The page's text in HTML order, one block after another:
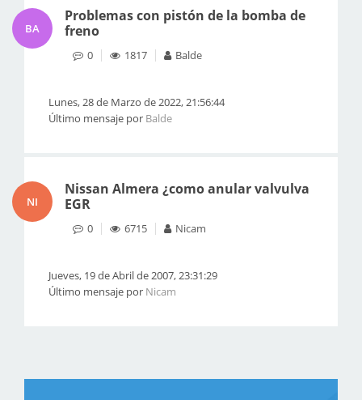
BA
Problemas con pistón de la bomba de
freno
0 1817 Balde
Lunes, 28 de Marzo de 2022, 21:56:44
Último mensaje por Balde
NI
Nissan Almera ¿como anular valvulva
EGR
0 6715 Nicam
Jueves, 19 de Abril de 2007, 23:31:29
Último mensaje por Nicam